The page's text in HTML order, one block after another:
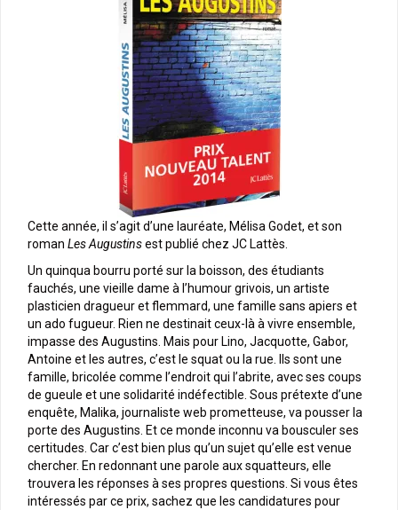
Cette année, il s’agit d’une lauréate, Mélisa Godet, et son
roman Les Augustinsest publié chez JC Lattès.
Un quinqua bourru porté sur la boisson, des étudiants
fauchés, une vieille dame à l’humour grivois, un artiste
plasticien dragueur et flemmard, une famille sans apiers et
un ado fugueur. Rien ne destinait ceux-là à vivre ensemble,
impasse des Augustins. Mais pour Lino, Jacquotte, Gabor,
Antoine et les autres, c’est le squat ou la rue. Ils sont une
famille, bricolée comme l’endroit qui l’abrite, avec ses coups
de gueule et une solidarité indéfectible. Sous prétexte d’une
enquête, Malika, journaliste web prometteuse, va pousser la
porte des Augustins. Et ce monde inconnu va bousculer ses
certitudes. Car c’est bien plus qu’un sujet qu’elle est venue
chercher. En redonnant une parole aux squatteurs, elle
trouvera les réponses à ses propres questions. Si vous êtes
intéressés par ce prix, sachez que les candidatures pour